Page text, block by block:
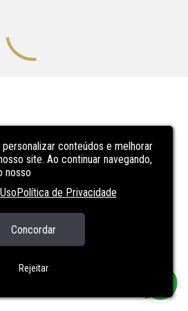
conteúdos e melhorar
site. Ao continuar navegando,
nosso
Política de Privacidade
Concordar
Rejeitar